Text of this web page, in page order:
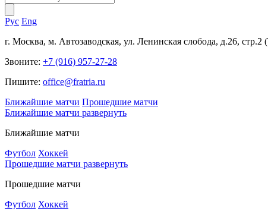
Рус Eng
г. Москва, м. Автозаводская, ул. Ленинская слобода, д.26,
Звоните: +7 (916) 957-27-28
Пишите: office@fratria.ru
Ближайшие матчи Прошедшие матчи
Ближайшие матчи развернуть
Ближайшие матчи
Футбол Хоккей
Прошедшие матчи развернуть
Прошедшие матчи
Футбол Хоккей